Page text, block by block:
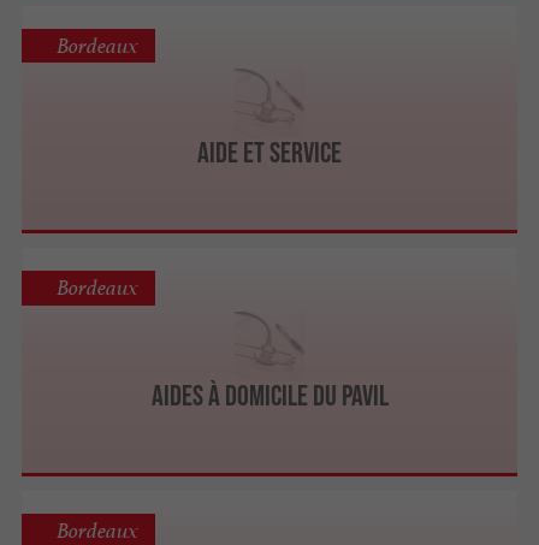
Aide Et Service
Bordeaux
Aides à Domicile du Pavil
Bordeaux
Bordeaux